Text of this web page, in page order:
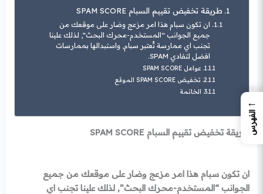
طريقة تخفيض تقييم السبام SPAM SCORE
ان تكون سبام هذا امر مزعج وضار على موقعك من
جميع الجوانب “المستخدم-محرك البحث”, لذلك علينا
تجنب اي ممارسة تُعتبر سبام, واستبدالها بممارسات
افضل لتفادي SPAM.
عوامل SPAM SCORE
تخفيض SPAM SCORE الموقع
الخاتمة
طريقة تخفيض تقييم السبام SPAM SCORE
ان تكون سبام هذا امر مزعج وضار على موقعك من جميع
الجوانب “المستخدم-محرك البحث”, لذلك علينا تجنب اي
←
الفهرس